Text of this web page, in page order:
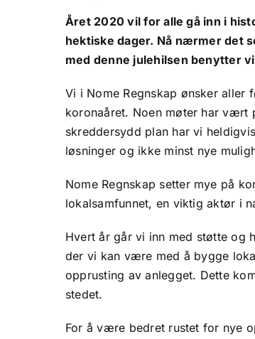
Året 2020 vil for alle gå inn i
hektiske dager. Nå nærmer det
med denne julehilsen benytter
Vi i Nome Regnskap ønsker aller
koronaåret. Noen møter har vært
skreddersydd plan har vi
løsninger og ikke minst nye
Nome Regnskap setter mye på
lokalsamfunnet, en viktig aktør i
Hvert år går vi inn med støtte og
der vi kan være med å bygge
opprusting av anlegget. Dette
stedet.
For å være bedret rustet for nye